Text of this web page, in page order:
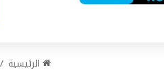
الرئيسية /